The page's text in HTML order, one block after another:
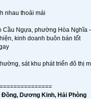
nhau thoải mái
Cầu Ngựa, phường Hòa Nghĩa
kinh doanh buôn bán tốt
sát khu phát triển đô thị
Đồng, Dương Kinh, Hải Phòng